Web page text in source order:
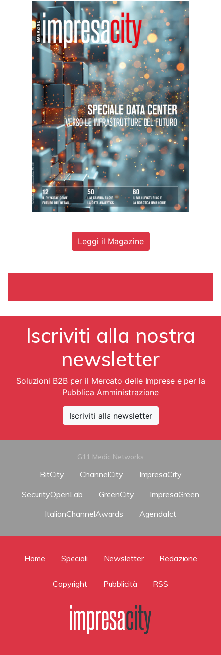
Leggi il Magazine
Iscriviti alla nostra
newsletter
Soluzioni B2B per il Mercato delle Imprese e per la
Pubblica Amministrazione
Iscriviti alla newsletter
G11 Media Networks
BitCity ChannelCity
ImpresaCity
SecurityOpenLab
GreenCity
ImpresaGreen
ItalianChannelAwards
AgendaIct
Home Speciali Newsletter Redazione
Copyright Pubblicità RSS